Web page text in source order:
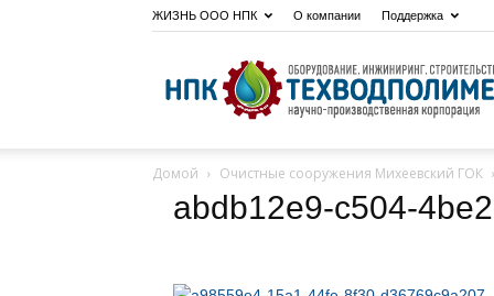
ЖИЗНЬ ООО НПК О компании Поддержка
Домой Очистные сооружения Михеевский ГОК
abdb12e9-c504-